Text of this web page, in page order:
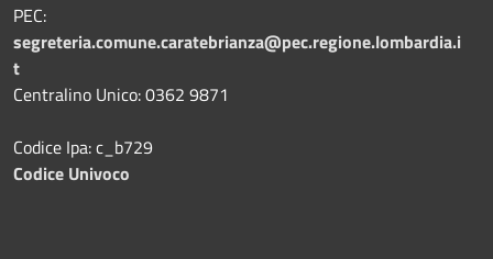
PEC:
segreteria.comune.caratebrianza@pec.regione.lombardia.i
t
Centralino Unico: 0362 9871
Codice Ipa: c_b729
Codice Univoco